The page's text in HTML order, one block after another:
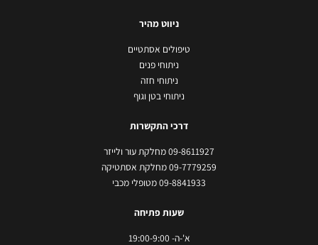
ניווט מהיר
טיפולים אסתטיים
ניתוחי פנים
ניתוחי חזה
ניתוחי בטן וגוף
דרכי התקשרות
09-8611927 מחלקת עור ולייזר
09-7779259 מחלקת אסתטיקה
09-8841933 מטופלי מכבי
שעות פתיחה
א'-ה- 19:00-9:00